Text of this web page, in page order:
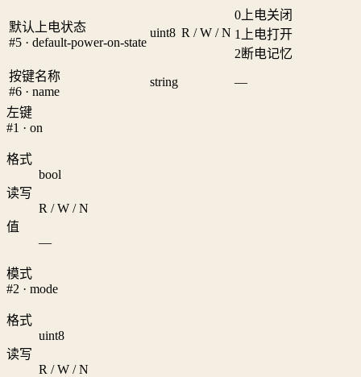
默认上电状态
#5 · default-power-on-state
uint8 R / W / N
0 上电关闭
1
上电打开
2断电记忆
按键名称
#6 · name
string —
左键
#1 · on
格式
bool
读写
R / W / N
值
—
模式
#2 · mode
格式
uint8
读写
R / W / N